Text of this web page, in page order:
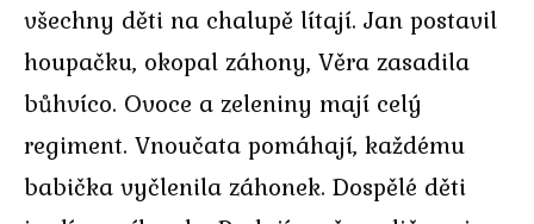
všechny děti na chalupě lítají. Jan postavil
houpačku, okopal záhony, Věra zasadila
bůhvíco. Ovoce a zeleniny mají celý
regiment. Vnoučata pomáhají, každému
babička vyčlenila záhonek. Dospělé děti